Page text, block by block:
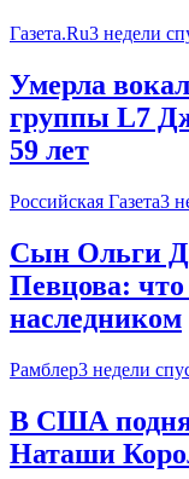
Газета.Ru3 недели
Умерла
группы L7
59 лет
Российская Газета3
Сын Ольги
Певцова:
наследником
Рамблер3 недели
В США
Наташи